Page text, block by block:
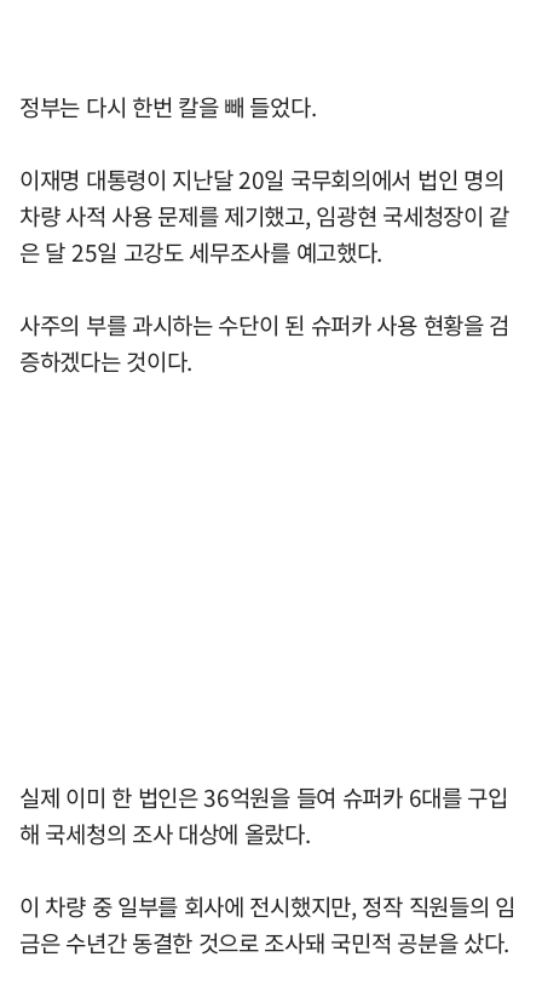
정부는 다시 한번 칼을 빼 들었다.
이재명 대통령이 지난달 20일 국무회의에서 법인 명의
차량 사적 사용 문제를 제기했고, 임광현 국세청장이 같
은 달 25일 고강도 세무조사를 예고했다.
사주의 부를 과시하는 수단이 된 슈퍼카 사용 현황을 검
증하겠다는 것이다.
실제 이미 한 법인은 36억원을 들여 슈퍼카 6대를 구입
해 국세청의 조사 대상에 올랐다.
이 차량 중 일부를 회사에 전시했지만, 정작 직원들의 임
금은 수년간 동결한 것으로 조사돼 국민적 공분을 샀다.